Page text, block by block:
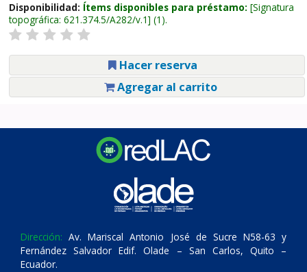
Disponibilidad: Ítems disponibles para préstamo: Signatura
topográfica: 621.374.5/A282/v.1 (1).
Hacer reserva
Agregar al carrito
Dirección: Av. Mariscal Antonio José de Sucre N58-63 y
Fernández Salvador Edif. Olade – San Carlos, Quito –
Ecuador.